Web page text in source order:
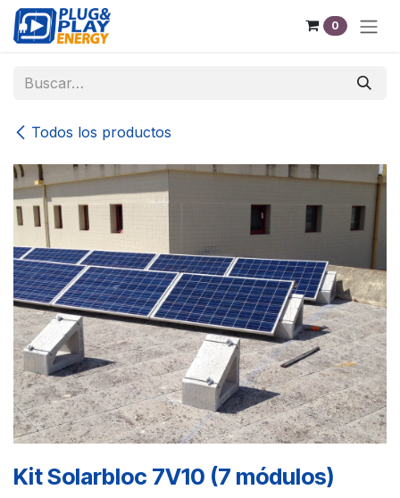
Ir al contenido
0
Todos los productos
Kit Solarbloc 7V10 (7 módulos)